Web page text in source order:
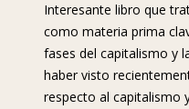
Interesante libro que
como materia prima
fases del capitalismo y
haber visto
respecto al capitalismo